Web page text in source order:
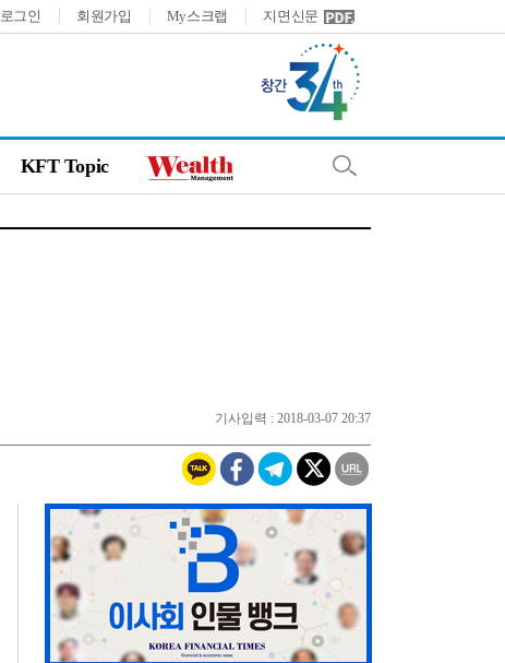
로그인 회원가입 My스크랩 지면신문
KFT Topic
기사입력 : 2018-03-07 20:37